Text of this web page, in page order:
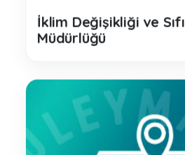
İklim Değişikliği ve
Müdürlüğü